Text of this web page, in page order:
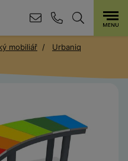
mobiliář
Urbaniq